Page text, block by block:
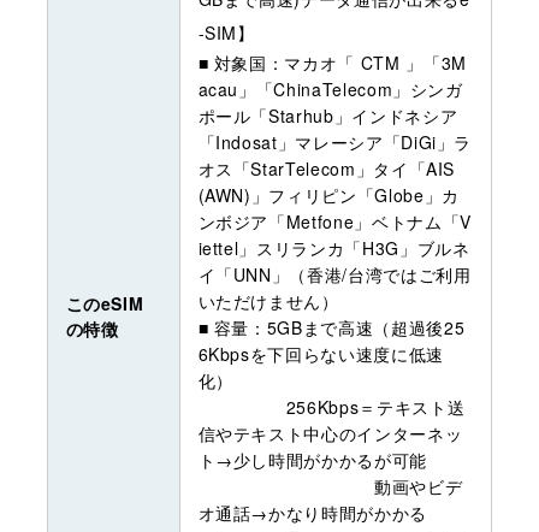
このeSIM
の特徴
-SIM】
■ 対象国：マカオ「 CTM 」「3M
acau」「ChinaTelecom」シンガ
ポール「Starhub」インドネシア
「Indosat」マレーシア「DiGi」ラ
オス「StarTelecom」タイ「AIS
(AWN)」フィリピン「Globe」カ
ンボジア「Metfone」ベトナム「V
iettel」スリランカ「H3G」ブルネ
イ「UNN」（香港/台湾ではご利用
いただけません）
■ 容量：5GBまで高速（超過後25
6Kbpsを下回らない速度に低速
化）
256Kbps＝テキスト送
信やテキスト中心のインターネッ
ト→少し時間がかかるが可能
動画やビデ
オ通話→かなり時間がかかる